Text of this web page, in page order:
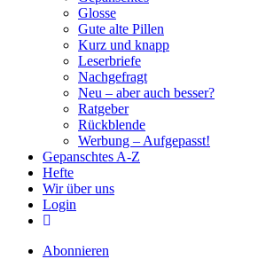
Glosse
Gute alte Pillen
Kurz und knapp
Leserbriefe
Nachgefragt
Neu – aber auch besser?
Ratgeber
Rückblende
Werbung – Aufgepasst!
Gepanschtes A-Z
Hefte
Wir über uns
Login
Abonnieren